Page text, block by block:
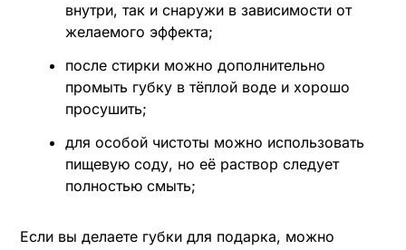
внутри, так и снаружи в зависимости от
желаемого эффекта;
после стирки можно дополнительно
промыть губку в тёплой воде и хорошо
просушить;
для особой чистоты можно использовать
пищевую соду, но её раствор следует
полностью смыть;
Если вы делаете губки для подарка, можно